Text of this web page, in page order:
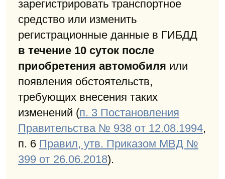
зарегистрировать транспортное
средство или изменить
регистрационные данные в ГИБДД
в течение 10 суток после
приобретения автомобиля или
появления обстоятельств,
требующих внесения таких
изменений (п. 3 Постановления
Правительства № 938 от 12.08.1994,
п. 6 Правил, утв. Приказом МВД №
399 от 26.06.2018).